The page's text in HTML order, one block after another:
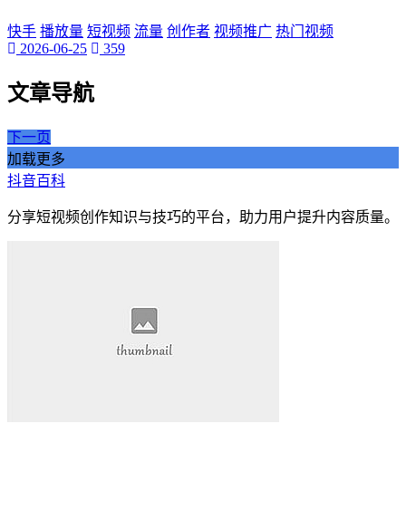
快手 播放量 短视频 流量 创作者 视频推广 热门视频
2026-06-25
359
文章导航
下一页
加载更多
抖音百科
分享短视频创作知识与技巧的平台，助力用户提升内容质量。